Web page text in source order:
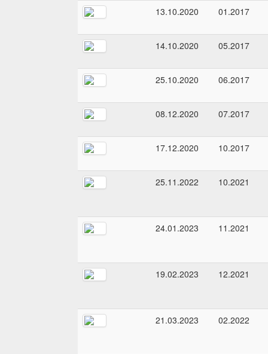
13.10.2020 01.2017
14.10.2020 05.2017
25.10.2020 06.2017
08.12.2020 07.2017
17.12.2020 10.2017
25.11.2022 10.2021
24.01.2023 11.2021
19.02.2023 12.2021
21.03.2023 02.2022